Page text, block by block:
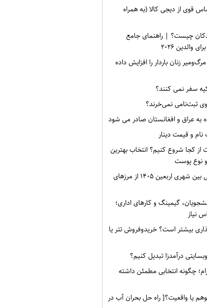
قوی از دیجی کالا (به همراه
چیست؟ | راهنمای جامع
۲۰۲۶
زنان باردار را افزایش داده
سفر نمی کنند؟
ثبت‌نامی نمی‌خرند؟
عراق و افغانستان صادر می شود
از کجا شروع کنیم؟ انتخاب بهترین
نوع پوست
نرخ کرایه های تاکسی بین شهری اربعین ۱۴۰۵ از مرزهای
گیمینگ و کارهای اداری؛
نیاز
بیشتر است؟ خریدوفروش تتر یا
درآمدزا تبدیل کنیم؟
چگونه انتخابی مطمئن داشته
یا واقعیت؟[ راه حل بحران آب در